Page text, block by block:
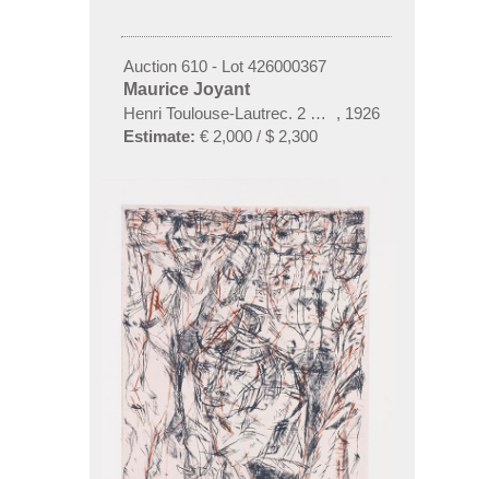
Auction 610 - Lot 426000367
Maurice Joyant
Henri Toulouse-Lautrec. 2 Bände
, 1926
Estimate: € 2,000 / $ 2,300